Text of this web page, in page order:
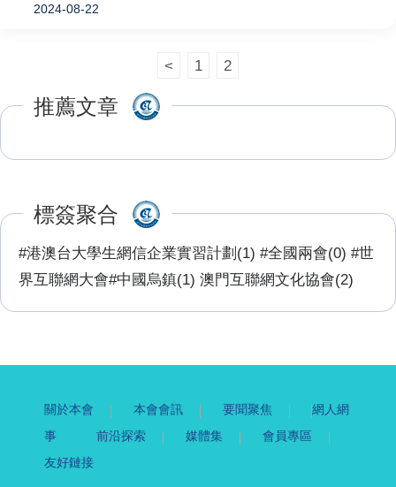
2024-08-22
< 1 2
推薦文章
標簽聚合
#港澳台大學生網信企業實習計劃(1) #全國兩會(0) #世
界互聯網大會#中國烏鎮(1) 澳門互聯網文化協會(2)
關於本會 本會會訊 要聞聚焦
網人網
事
前沿探索 媒體集
會員專區
友好鏈接